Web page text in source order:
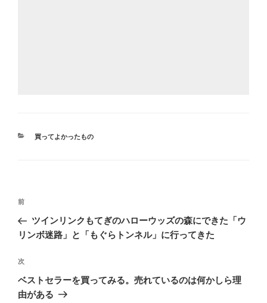
カ
買ってよかったもの
投
ナ
ゲ
ー
シ
前
の
投
前
ツインリンクもてぎのハローウッズの森にできた「ウ
リンボ迷路」と「もぐらトンネル」に行ってきた
次
の
投
次
ベストセラーを買ってみる。売れているのは何かしら理
由がある